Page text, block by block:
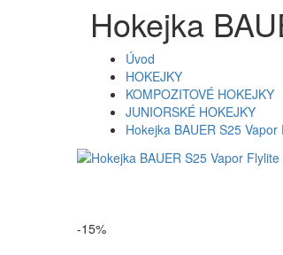
Hokejka
Úvod
HOKEJKY
KOMPOZITOVÉ HOKEJKY
JUNIORSKÉ HOKEJKY
Hokejka BAUER S25
-15%